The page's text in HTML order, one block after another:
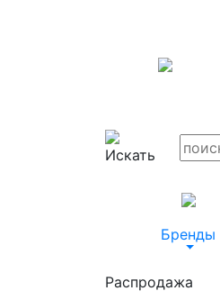
Бренды
Распродажа